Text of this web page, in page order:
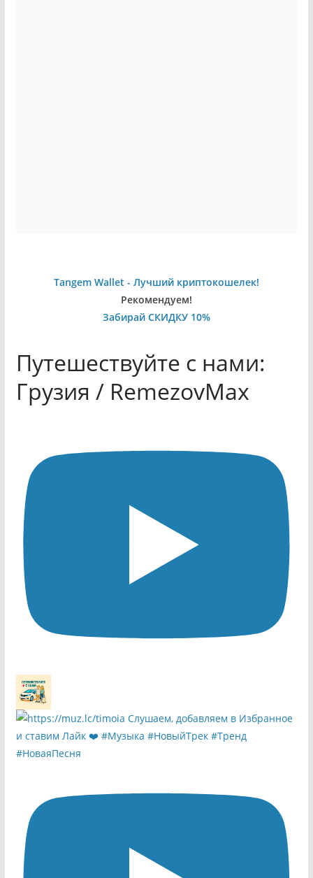
Tangem Wallet - Лучший криптокошелек!
Рекомендуем!
Забирай СКИДКУ 10%
Путешествуйте с нами:
Грузия / RemezovMax